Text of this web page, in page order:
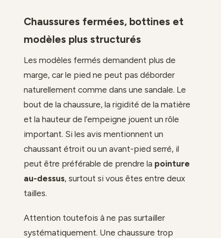
Chaussures fermées, bottines et
modèles plus structurés
Les modèles fermés demandent plus de
marge, car le pied ne peut pas déborder
naturellement comme dans une sandale. Le
bout de la chaussure, la rigidité de la matière
et la hauteur de l’empeigne jouent un rôle
important. Si les avis mentionnent un
chaussant étroit ou un avant-pied serré, il
peut être préférable de prendre la pointure
au-dessus, surtout si vous êtes entre deux
tailles.
Attention toutefois à ne pas surtailler
systématiquement. Une chaussure trop